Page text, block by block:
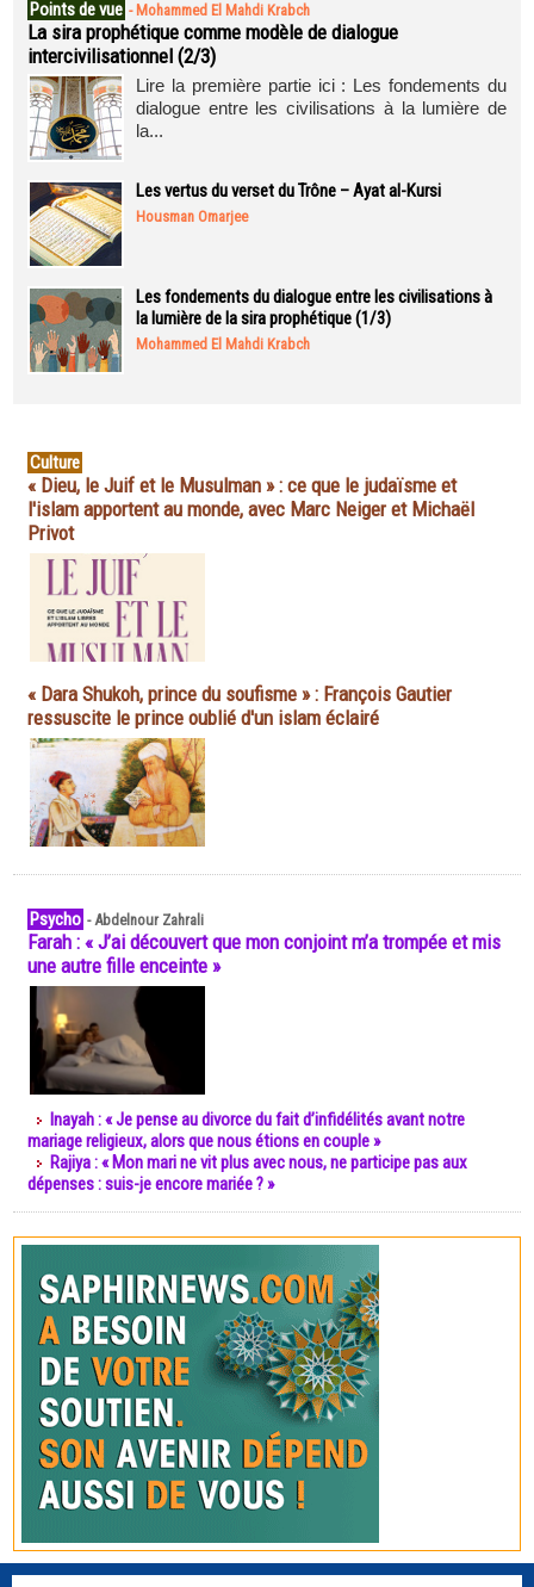
Points de vue - Mohammed El Mahdi Krabch
La sira prophétique comme modèle de dialogue
intercivilisationnel (2/3)
Lire la première partie ici : Les fondements du
dialogue entre les civilisations à la lumière de
la...
Les vertus du verset du Trône – Ayat al-Kursi
Housman Omarjee
Les fondements du dialogue entre les civilisations à
la lumière de la sira prophétique (1/3)
Mohammed El Mahdi Krabch
Culture
« Dieu, le Juif et le Musulman » : ce que le judaïsme et
l'islam apportent au monde, avec Marc Neiger et Michaël
Privot
« Dara Shukoh, prince du soufisme » : François Gautier
ressuscite le prince oublié d'un islam éclairé
Psycho -Abdelnour Zahrali
Farah : « J’ai découvert que mon conjoint m’a trompée et mis
une autre fille enceinte »
Inayah : « Je pense au divorce du fait d’infidélités avant notre
mariage religieux, alors que nous étions en couple »
Rajiya : « Mon mari ne vit plus avec nous, ne participe pas aux
dépenses : suis-je encore mariée ? »